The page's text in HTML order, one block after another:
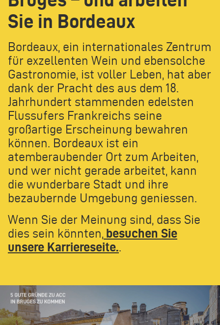
Sie in Bordeaux
Bordeaux, ein internationales Zentrum
für exzellenten Wein und ebensolche
Gastronomie, ist voller Leben, hat aber
dank der Pracht des aus dem 18.
Jahrhundert stammenden edelsten
Flussufers Frankreichs seine
großartige Erscheinung bewahren
können. Bordeaux ist ein
atemberaubender Ort zum Arbeiten,
und wer nicht gerade arbeitet, kann
die wunderbare Stadt und ihre
bezaubernde Umgebung geniessen.
Wenn Sie der Meinung sind, dass Sie
dies sein könnten, besuchen Sie
unsere Karriereseite..